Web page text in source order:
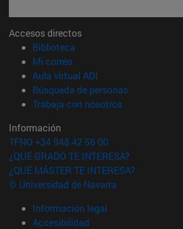
Accesos directos
Biblioteca
Mi correo(abre en nueva ventana)
Aula virtual ADI
Búsqueda de personas(abre en
Trabaja con nosotros(abre en
Información
TFNO +34 948 42 56 00
¿QUÉ GRADO TE INTERESA?
¿QUÉ MÁSTER TE INTERESA?
© Universidad de Navarra
Información legal
Accesibilidad